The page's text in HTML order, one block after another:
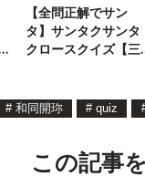
【全問正解でサン
タ】サンタクサンタ
クロースクイズ【三
# 和同開珎 # quiz
この記事